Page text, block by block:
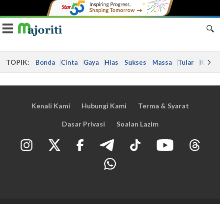
Toggle navigation
TOPIK: Bonda Cinta Gaya Hias Sukses Massa Tular Kes
Kenali Kami Hubungi Kami Terma & Syarat
Dasar Privasi Soalan Lazim